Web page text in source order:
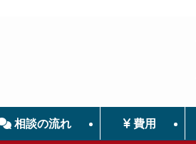
相談の流れ 費用